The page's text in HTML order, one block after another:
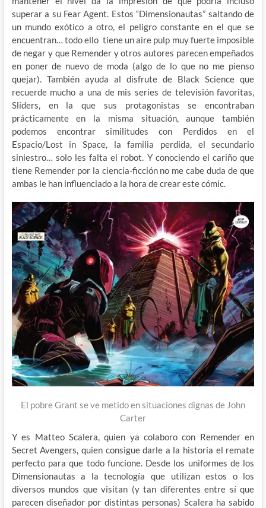
superar a su Fear Agent. Estos “Dimensionautas” saltando de
un mundo exótico a otro, el peligro constante en el que se
encuentran… todo ello tiene un aire pulp muy fuerte imposible
de negar y que Remender y otros autores parecen empeñados
en poner de nuevo de moda (algo de lo que no me pienso
quejar). También ayuda al disfrute de Black Science que
recuerde mucho a una de mis series de televisión favoritas,
Sliders, en la que sus protagonistas se encontraban
prácticamente en la misma situación, aunque también
podemos encontrar similitudes con Perdidos en el
Espacio/Lost in Space, la familia perdida, el secundario
siniestro… solo les falta el robot. Y conociendo el cariño que
tiene Remender por la ciencia-ficción no me cabe duda de que
ambas le han influenciado a la hora de crear este cómic.
El pobre Grant se ve metido en situaciones dignas de John
Carter
Y es Matteo Scalera, quien ya colaboro con Remender en
Secret Avengers, quien consigue darle a la historia el remate
perfecto para que todo funcione. Desde los uniformes de los
Dimensionautas a la tecnología que utilizan estos o los
diversos mundos que visitan (y tan diferentes entre sí que
parecen diseñador por distintas personas) Scalera ha sabido